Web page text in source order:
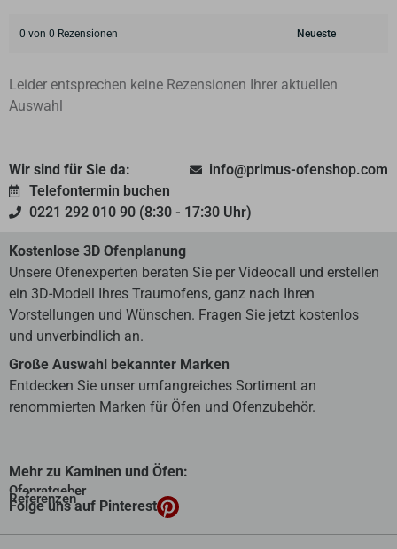
0 von 0 Rezensionen
Leider entsprechen keine Rezensionen Ihrer aktuellen
Auswahl
Wir sind für Sie da:
info@primus-ofenshop.com
Telefontermin buchen
0221 292 010 90 (8:30 - 17:30 Uhr)
Kostenlose 3D Ofenplanung
Unsere Ofenexperten beraten Sie per Videocall und erstellen
ein 3D-Modell Ihres Traumofens, ganz nach Ihren
Vorstellungen und Wünschen. Fragen Sie jetzt kostenlos
und unverbindlich an.
Große Auswahl bekannter Marken
Entdecken Sie unser umfangreiches Sortiment an
renommierten Marken für Öfen und Ofenzubehör.
Mehr zu Kaminen und Öfen:
Ofenratgeber
Referenzen
Folge uns auf Pinterest